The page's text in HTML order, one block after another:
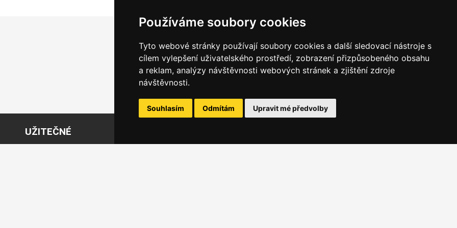
Používáme soubory cookies
Tyto webové stránky používají soubory cookies a další sledovací nástroje s
cílem vylepšení uživatelského prostředí, zobrazení přizpůsobeného obsahu
a reklam, analýzy návštěvnosti webových stránek a zjištění zdroje
návštěvnosti.
Souhlasím Odmítám Upravit mé předvolby
UŽITEČNÉ